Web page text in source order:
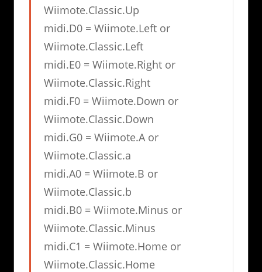
Wiimote.Classic.Up
midi.D0 = Wiimote.Left or
Wiimote.Classic.Left
midi.E0 = Wiimote.Right or
Wiimote.Classic.Right
midi.F0 = Wiimote.Down or
Wiimote.Classic.Down
midi.G0 = Wiimote.A or
Wiimote.Classic.a
midi.A0 = Wiimote.B or
Wiimote.Classic.b
midi.B0 = Wiimote.Minus or
Wiimote.Classic.Minus
midi.C1 = Wiimote.Home or
Wiimote.Classic.Home